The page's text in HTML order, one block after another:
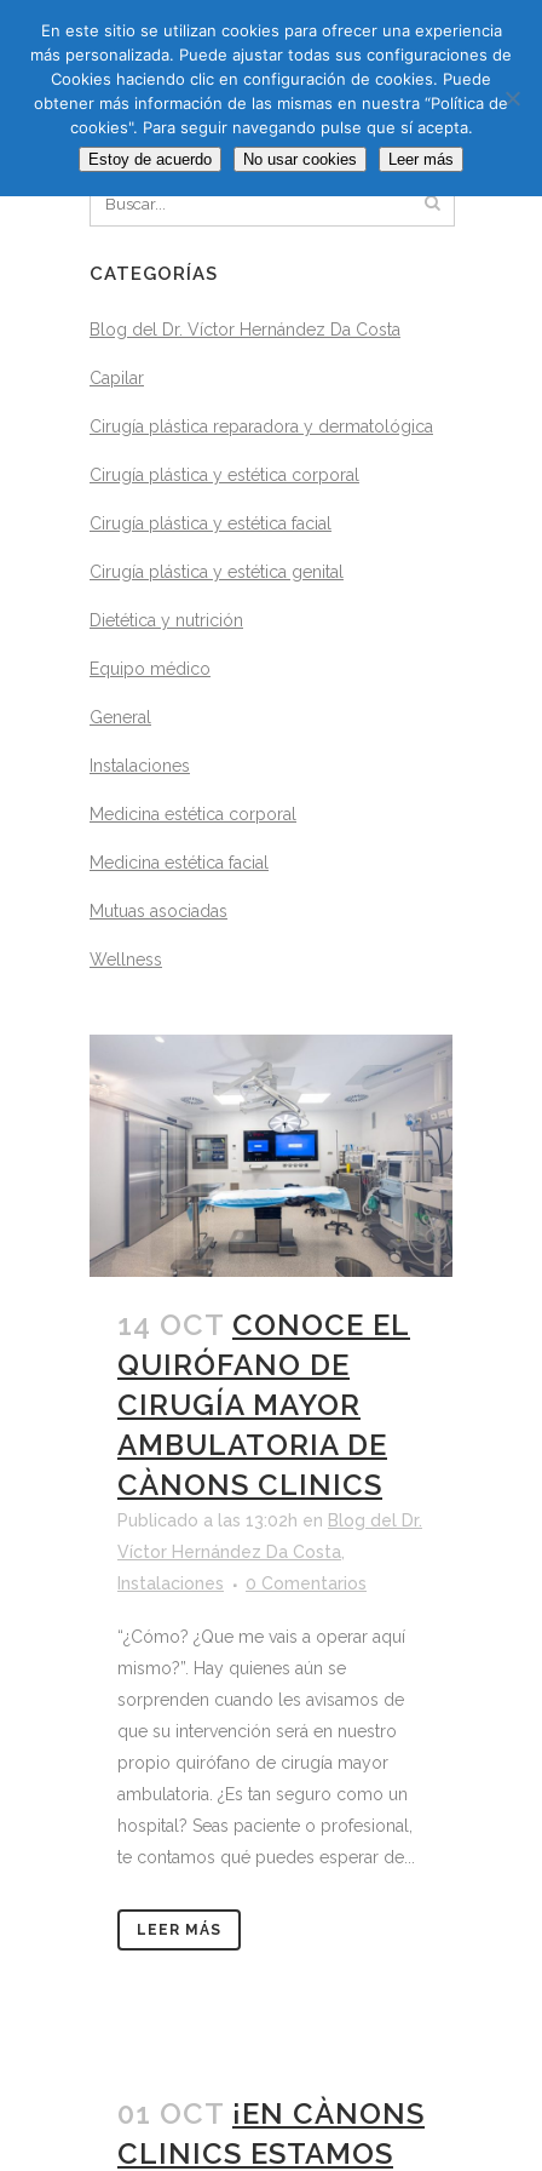
CAT ENG
BUSCAR
CATEGORÍAS
Blog del Dr. Víctor Hernández Da Costa
Capilar
Cirugía plástica reparadora y dermatológica
Cirugía plástica y estética corporal
Cirugía plástica y estética facial
Cirugía plástica y estética genital
Dietética y nutrición
Equipo médico
General
Instalaciones
Medicina estética corporal
Medicina estética facial
Mutuas asociadas
Wellness
14 OCT CONOCE EL
QUIRÓFANO DE
CIRUGÍA MAYOR
AMBULATORIA DE
CÀNONS CLINICS
Publicado a las 13:02h en Blog del Dr.
Víctor Hernández Da Costa
Instalaciones
0 Comentarios
“¿Cómo? ¿Que me vais a operar aquí
mismo?”. Hay quienes aún se
sorprenden cuando les avisamos de
que su intervención será en nuestro
propio quirófano de cirugía mayor
ambulatoria. ¿Es tan seguro como un
hospital? Seas paciente o profesional,
te contamos qué puedes esperar de...
LEER MÁS
01 OCT ¡EN CÀNONS
CLINICS ESTAMOS
En este sitio se utilizan cookies para ofrecer una experiencia
más personalizada. Puede ajustar todas sus configuraciones de
Cookies haciendo clic en configuración de cookies. Puede
obtener más información de las mismas en nuestra “Política de
cookies". Para seguir navegando pulse que sí acepta.
Estoy de acuerdo No usar cookies Leer más